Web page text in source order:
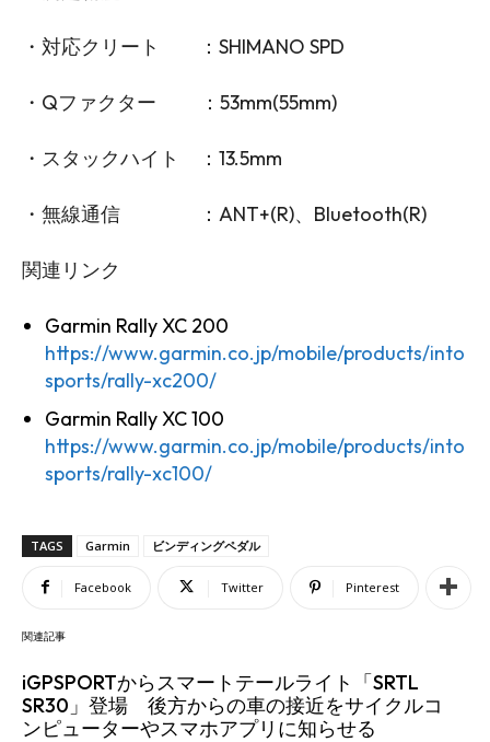
・対応クリート ：SHIMANO SPD
・Qファクター ：53mm(55mm)
・スタックハイト ：13.5mm
・無線通信 ：ANT+(R)、Bluetooth(R)
関連リンク
Garmin Rally XC 200
https://www.garmin.co.jp/mobile/products/into
sports/rally-xc200/
Garmin Rally XC 100
https://www.garmin.co.jp/mobile/products/into
sports/rally-xc100/
TAGS Garmin ビンディングペダル
Facebook Twitter Pinterest
関連記事
iGPSPORTからスマートテールライト「SRTL
SR30」登場 後方からの車の接近をサイクルコ
ンピューターやスマホアプリに知らせる